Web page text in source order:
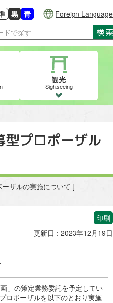
戻す
色の変更：白
黒
背景色の変更：黒
青
背景色の変更：青
Foreign Language
検索
観光
Sightseeing
プロポーザル
ザルの実施について ]
印刷
更新日：2023年12月19日
」の策定業務委託を予定してい
ロポーザルを以下のとおり実施